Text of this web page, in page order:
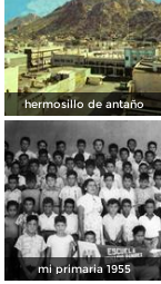
hermosillo de antaño
mi primaria 1955